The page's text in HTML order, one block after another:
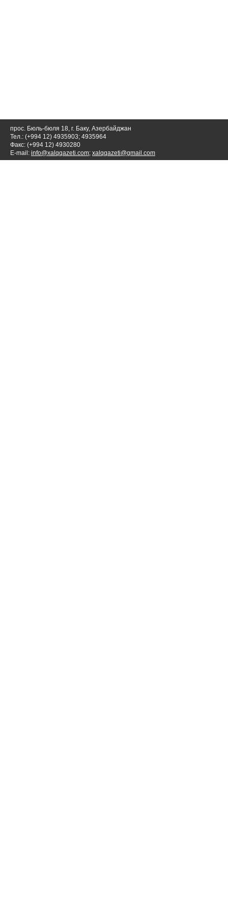
прос. Бюль-бюля 18, г. Баку, Азербайджан
Тел.: (+994 12) 4935903; 4935964
Факс: (+994 12) 4930280
E-mail: info@xalqqazeti.com; xalqqazeti@gmail.com